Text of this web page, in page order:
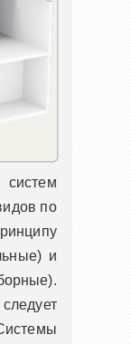
по
и